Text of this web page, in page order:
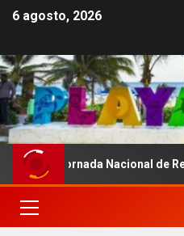
6 agosto, 2026
a Jornada Nacional de